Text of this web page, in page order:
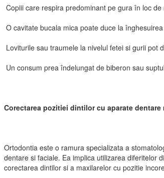
Copiii care respira predominant pe gura în loc
O cavitate bucala mica poate duce la
Loviturile sau traumele la nivelul fetei si gurii pot
Un consum prea îndelungat de biberon sau
Corectarea pozitiei dintilor cu aparate
Ortodontia este o ramura specializata a
dentare si faciale. Ea implica utilizarea diferitelor
corectarea dintilor si a maxilarelor cu pozitie